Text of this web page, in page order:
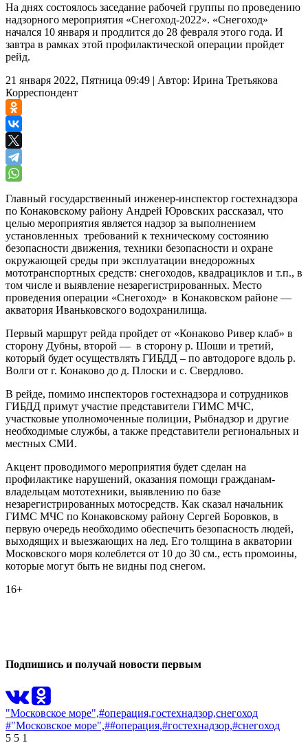
На днях состоялось заседание рабочей группы по проведению
надзорного мероприятия «Снегоход-2022». «Снегоход»
начался 10 января и продлится до 28 февраля этого года. И
завтра в рамках этой профилактической операции пройдет
рейд.
21 января 2022, Пятница 09:49 | Автор: Ирина Третьякова
Корреспондент
Главный государственный инженер-инспектор гостехнадзора
по Конаковскому району Андрей Юровских рассказал, что
целью мероприятия является надзор за выполнением
установленных требований к техническому состоянию
безопасности движения, техники безопасности и охране
окружающей среды при эксплуатации внедорожных
мототранспортных средств: снегоходов, квадрациклов и т.п., в
том числе и выявление незарегистрированных. Место
проведения операции «Снегоход» в Конаковском районе —
акватория Иваньковского водохранилища.
Первый маршрут рейда пройдет от «Конаково Ривер клаб» в
сторону Дубны, второй — в сторону р. Шоши и третий,
который будет осуществлять ГИБДД – по автодороге вдоль р.
Волги от г. Конаково до д. Плоски и с. Свердлово.
В рейде, помимо инспекторов гостехнадзора и сотрудников
ГИБДД примут участие представители ГИМС МЧС,
участковые уполномоченные полиции, Рыбнадзор и другие
необходимые службы, а также представители региональных и
местных СМИ.
Акцент проводимого мероприятия будет сделан на
профилактике нарушений, оказания помощи гражданам-
владельцам мототехники, выявлению по базе
незарегистрированных мотосредств. Как сказал начальник
ГИМС МЧС по Конаковскому району Сергей Боровков, в
первую очередь необходимо обеспечить безопасность людей,
выходящих и выезжающих на лед. Его толщина в акватории
Московского моря колеблется от 10 до 30 см., есть промоины,
которые могут быть не видны под снегом.
16+
Подпишись и получай новости первым
"Московское море",#операция,гостехнадзор,снегоход
#"Московское море",##операция,#гостехнадзор,#снегоход
5 5 1